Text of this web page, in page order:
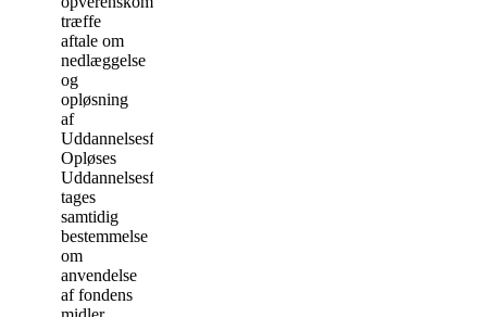
træffe
aftale om
nedlæggelse
og
opløsning
af
Uddannelsesfonden.
Opløses
Uddannelsesfonden,
tages
samtidig
bestemmelse
om
anvendelse
af fondens